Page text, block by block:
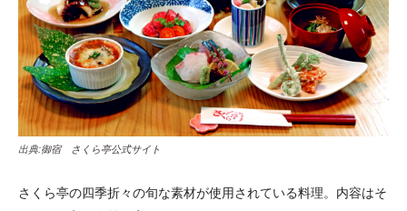
出典:御宿 さくら亭公式サイト
さくら亭の四季折々の旬な素材が使用されている料理。内容はそ